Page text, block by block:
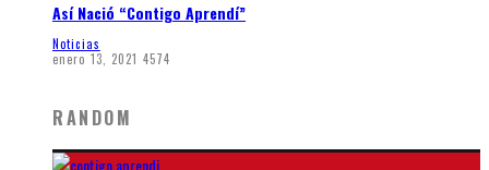
Así Nació “Contigo Aprendí”
Noticias
enero 13, 2021 4574
RANDOM